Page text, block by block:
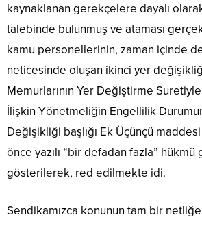
kaynaklanan gerekçelere dayalı
talebinde bulunmuş ve ataması
kamu personellerinin, zaman içinde
neticesinde oluşan ikinci yer
Memurlarının Yer Değiştirme
İlişkin Yönetmeliğin Engellilik
Değişikliği başlığı Ek Üçünçü
önce yazılı “bir defadan fazla” hükmü
gösterilerek, red edilmekte idi.
Sendikamızca konunun tam bir netliğe